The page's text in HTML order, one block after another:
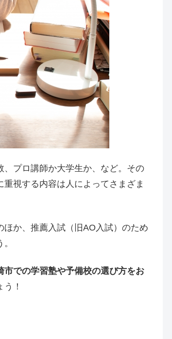
プロ講師か大学生か、など。その
視する内容は人によってさまざま
か、推薦入試（旧AO入試）のため
での学習塾や予備校の選び方をお
！